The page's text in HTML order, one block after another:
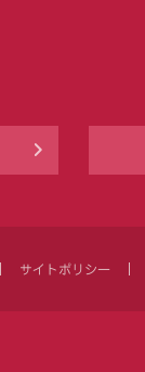
サイトポリシー